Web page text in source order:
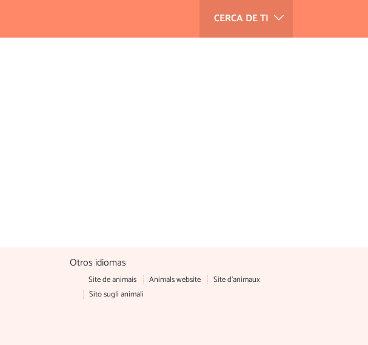
CERCA DE TI
Otros idiomas
Site de animais Animals website
Site d'animaux
Sito sugli animali